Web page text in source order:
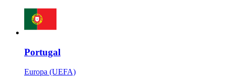
Portugal
Europa (UEFA)